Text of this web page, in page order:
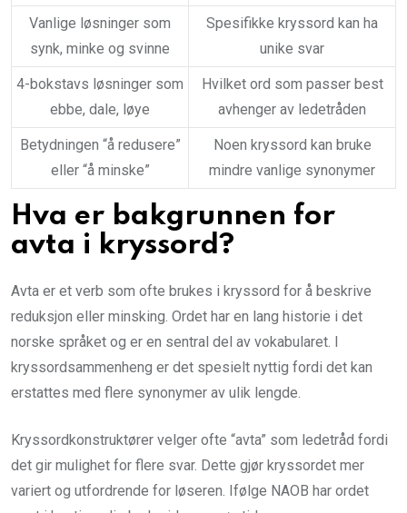
Vanlige løsninger som
synk, minke og svinne
Spesifikke kryssord kan ha
unike svar
4-bokstavs løsninger som
ebbe, dale, løye
Hvilket ord som passer best
avhenger av ledetråden
Betydningen “å redusere”
eller “å minske”
Noen kryssord kan bruke
mindre vanlige synonymer
Hva er bakgrunnen for
avta i kryssord?
Avta er et verb som ofte brukes i kryssord for å beskrive
reduksjon eller minsking. Ordet har en lang historie i det
norske språket og er en sentral del av vokabularet. I
kryssordsammenheng er det spesielt nyttig fordi det kan
erstattes med flere synonymer av ulik lengde.
Kryssordkonstruktører velger ofte “avta” som ledetråd fordi
det gir mulighet for flere svar. Dette gjør kryssordet mer
variert og utfordrende for løseren. Ifølge NAOB har ordet